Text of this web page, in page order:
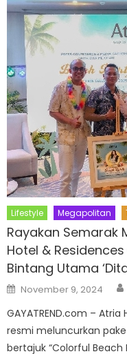
Lifestyle Megapolitan
Rayakan Semarak
Hotel &
Bintang Utama
Posted
on
November 9, 2024
GAYATREND.com –
resmi meluncurkan
bertajuk “Colorful